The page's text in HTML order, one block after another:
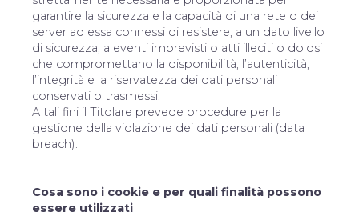
garantire la sicurezza e la capacità di una rete o dei
server ad essa connessi di resistere, a un dato livello
di sicurezza, a eventi imprevisti o atti illeciti o dolosi
che compromettano la disponibilità, l’autenticità,
l’integrità e la riservatezza dei dati personali
conservati o trasmessi.
A tali fini il Titolare prevede procedure per la
gestione della violazione dei dati personali (data
breach).
Cosa sono i cookie e per quali finalità possono
essere utilizzati